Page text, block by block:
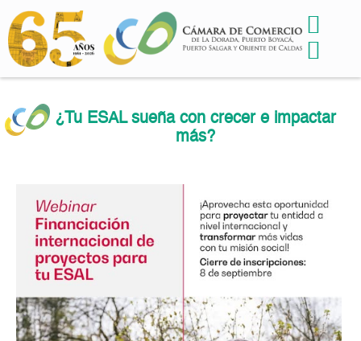
¿Tu ESAL sueña con crecer e impactar
más?